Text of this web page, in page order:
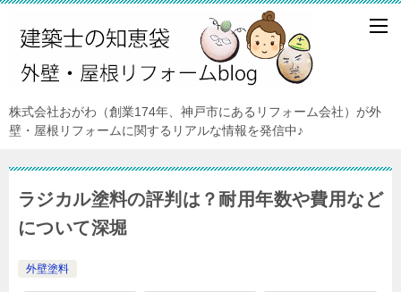
株式会社おがわ（創業174年、神戸市にあるリフォーム会社）が外
壁・屋根リフォームに関するリアルな情報を発信中♪
ラジカル塗料の評判は？耐用年数や費用など
について深堀
外壁塗料